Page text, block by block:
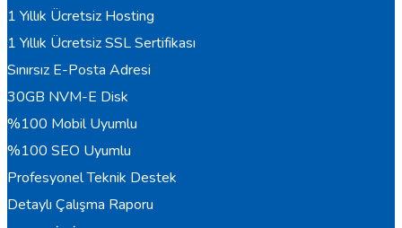
1 Yıllık Ücretsiz Hosting
1 Yıllık Ücretsiz SSL Sertifikası
Sınırsız E-Posta Adresi
30GB NVM-E Disk
%100 Mobil Uyumlu
%100 SEO Uyumlu
Profesyonel Teknik Destek
Detaylı Çalışma Raporu